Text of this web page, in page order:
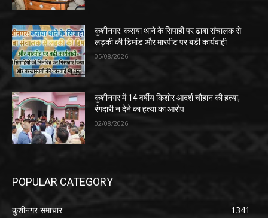
कुशीनगर: कसया थाने के सिपाही पर ढाबा संचालक से
लड़की की डिमांड और मारपीट पर बड़ी कार्यवाही
05/08/2026
कुशीनगर में 14 वर्षीय किशोर आदर्श चौहान की हत्या,
रंगदारी न देने का हत्या का आरोप
02/08/2026
POPULAR CATEGORY
कुशीनगर समाचार
1341